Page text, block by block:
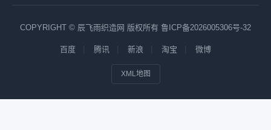
COPYRIGHT © 辰飞雨织造网 版权所有 鲁ICP备2026005306号-32
百度 腾讯 新浪 淘宝 微博
XML地图